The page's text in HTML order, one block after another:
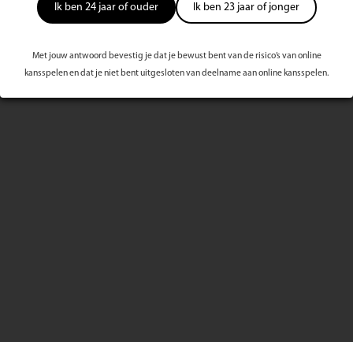
Ik ben 24 jaar of ouder Ik ben 23 jaar of jonger
Met jouw antwoord bevestig je dat je bewust bent van de risico’s van online
kansspelen en dat je niet bent uitgesloten van deelname aan online kansspelen.